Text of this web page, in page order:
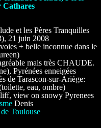
Cathares
et les Pères Tranquilles
21 juin 2008
+ belle inconnue dans le
mais très CHAUDE.
Pyrénées enneigées
de Tarascon-sur-Ariège:
eau, ombre)
view on snowy Pyrenees
Denis
Toulouse